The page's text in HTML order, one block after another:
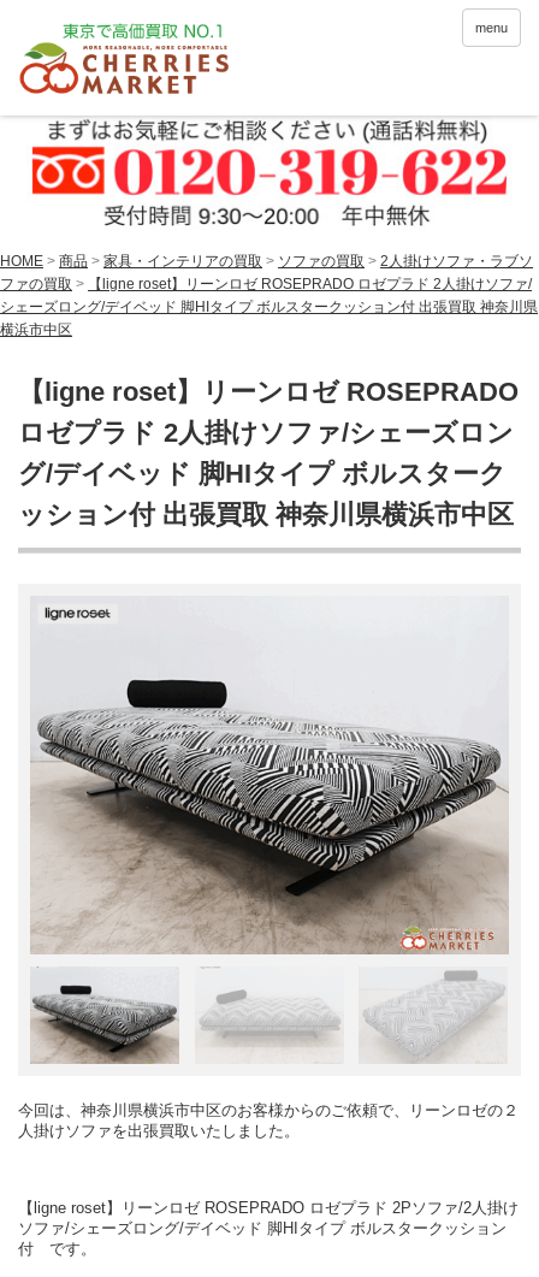
menu
HOME > 商品 > 家具・インテリアの買取 > ソファの買取 > 2人掛けソファ・ラブソ
ファの買取 >
【ligne roset】リーンロゼ ROSEPRADO ロゼプラド 2人掛けソファ/
シェーズロング/デイベッド 脚HIタイプ ボルスタークッション付 出張買取 神奈川県
横浜市中区
【ligne roset】リーンロゼ ROSEPRADO
ロゼプラド 2人掛けソファ/シェーズロン
グ/デイベッド 脚HIタイプ ボルスターク
ッション付 出張買取 神奈川県横浜市中区
今回は、神奈川県横浜市中区のお客様からのご依頼で、リーンロゼの２
人掛けソファを出張買取いたしました。
【ligne roset】リーンロゼ ROSEPRADO ロゼプラド 2Pソファ/2人掛け
ソファ/シェーズロング/デイベッド 脚HIタイプ ボルスタークッション
付 です。